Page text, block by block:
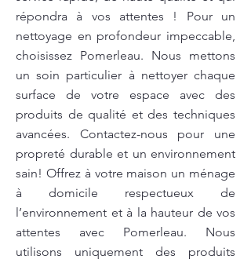
répondra à vos attentes ! Pour un
nettoyage en profondeur impeccable,
choisissez Pomerleau. Nous mettons
un soin particulier à nettoyer chaque
surface de votre espace avec des
produits de qualité et des techniques
avancées. Contactez-nous pour une
propreté durable et un environnement
sain! Offrez à votre maison un ménage
à domicile respectueux de
l’environnement et à la hauteur de vos
attentes avec Pomerleau. Nous
utilisons uniquement des produits